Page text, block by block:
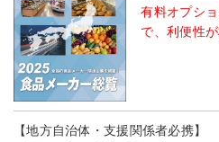
有料オプシ
で、利便性
【地方自治体・支援関係者必携】